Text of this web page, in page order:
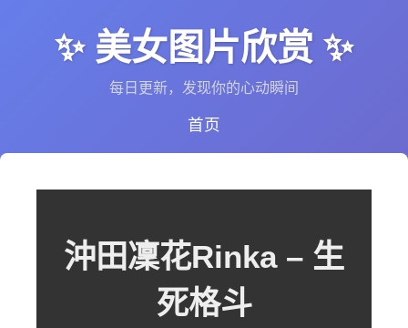
✨ 美女图片欣赏 ✨
每日更新，发现你的心动瞬间
首页
沖田凜花Rinka – 生
死格斗